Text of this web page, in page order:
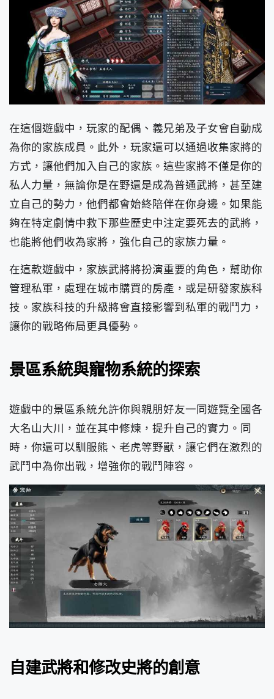
在這個遊戲中，玩家的配偶、義兄弟及子女會自動成
為你的家族成員。此外，玩家還可以通過收集家將的
方式，讓他們加入自己的家族。這些家將不僅是你的
私人力量，無論你是在野還是成為普通武將，甚至建
立自己的勢力，他們都會始終陪伴在你身邊。如果能
夠在特定劇情中救下那些歷史中注定要死去的武將，
也能將他們收為家將，強化自己的家族力量。
在這款遊戲中，家族武將將扮演重要的角色，幫助你
管理私軍，處理在城市購買的房產，或是研發家族科
技。家族科技的升級將會直接影響到私軍的戰鬥力，
讓你的戰略佈局更具優勢。
景區系統與寵物系統的探索
遊戲中的景區系統允許你與親朋好友一同遊覽全國各
大名山大川，並在其中修煉，提升自己的實力。同
時，你還可以馴服熊、老虎等野獸，讓它們在激烈的
武鬥中為你出戰，增強你的戰鬥陣容。
自建武將和修改史將的創意